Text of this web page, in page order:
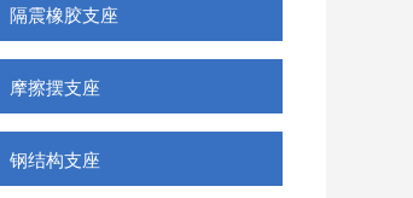
隔震橡胶支座
摩擦摆支座
钢结构支座